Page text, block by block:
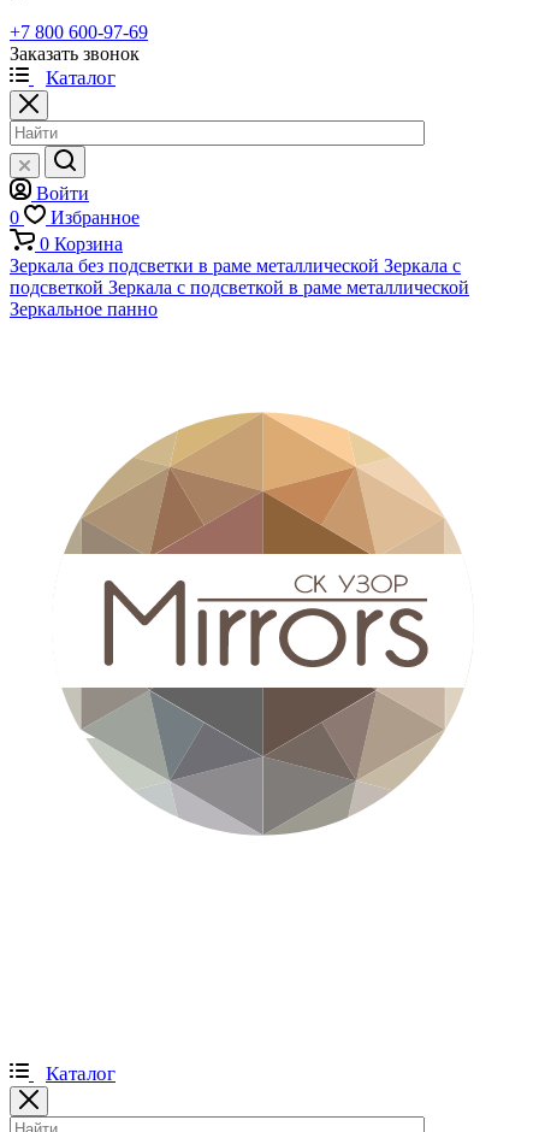
+7 800 600-97-69
Заказать звонок
Каталог
Войти
0
Избранное
0 Корзина
Зеркала без подсветки в раме металлической Зеркала с
подсветкой Зеркала с подсветкой в раме металлической
Зеркальное панно
Каталог